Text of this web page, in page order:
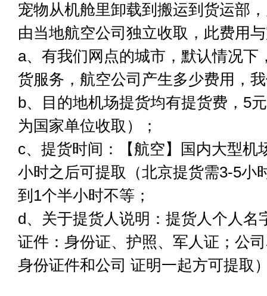
宠物从机舱里卸载到搬运到货运部
由当地航空公司独立收取，此费用
a、有我们网点的城市，默认情况下
货服务，航空公司产生多少费用，
b、目的地机场提货均有提货费，5
为国家单位收取）；
c、提货时间：【航空】国内大型机
小时之后可提取（北京提货需3-5小
到1个半小时不等；
d、关于提货人说明：提货人个人名
证件：身份证、护照、军人证；公
身份证件和公司 证明一起方可提取